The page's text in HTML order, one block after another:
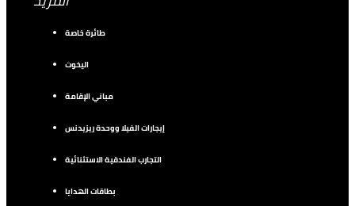
طائرة خاصة
اليخوت
مباني الإقامة
إيجارات الفيلا ووحدة ريزيدنس
التجارب الفندقية الاستثنائية
بطاقات الهدايا